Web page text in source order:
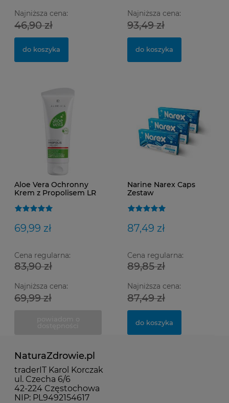
Najniższa cena:
46,90 zł
do koszyka
Najniższa cena:
93,49 zł
do koszyka
Aloe Vera Ochronny
Krem z Propolisem LR
69,99 zł
Cena regularna:
83,90 zł
Najniższa cena:
69,99 zł
Narine Narex Caps
Zestaw
Probiotyk dla
Wzmocnienia
Odporności
87,49 zł
Cena regularna:
89,85 zł
Najniższa cena:
87,49 zł
do koszyka
NaturaZdrowie.pl
traderIT Karol Korczak
ul. Czecha 6/6
42-224 Częstochowa
NIP: PL9492154617